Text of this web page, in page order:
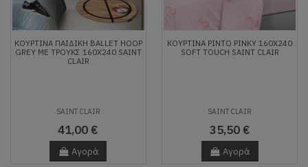
ΚΟΥΡΤΊΝΑ ΠΑΙΔΙΚΉ BALLET HOOP
GREY ΜΕ ΤΡΟΎΚΣ 160Χ240 SAINT
CLAIR
SAINT CLAIR
41,00 €
Αγορά
ΚΟΥΡΤΊΝΑ PINTO PINKY 160X240
SOFT TOUCH SAINT CLAIR
SAINT CLAIR
35,50 €
Αγορά